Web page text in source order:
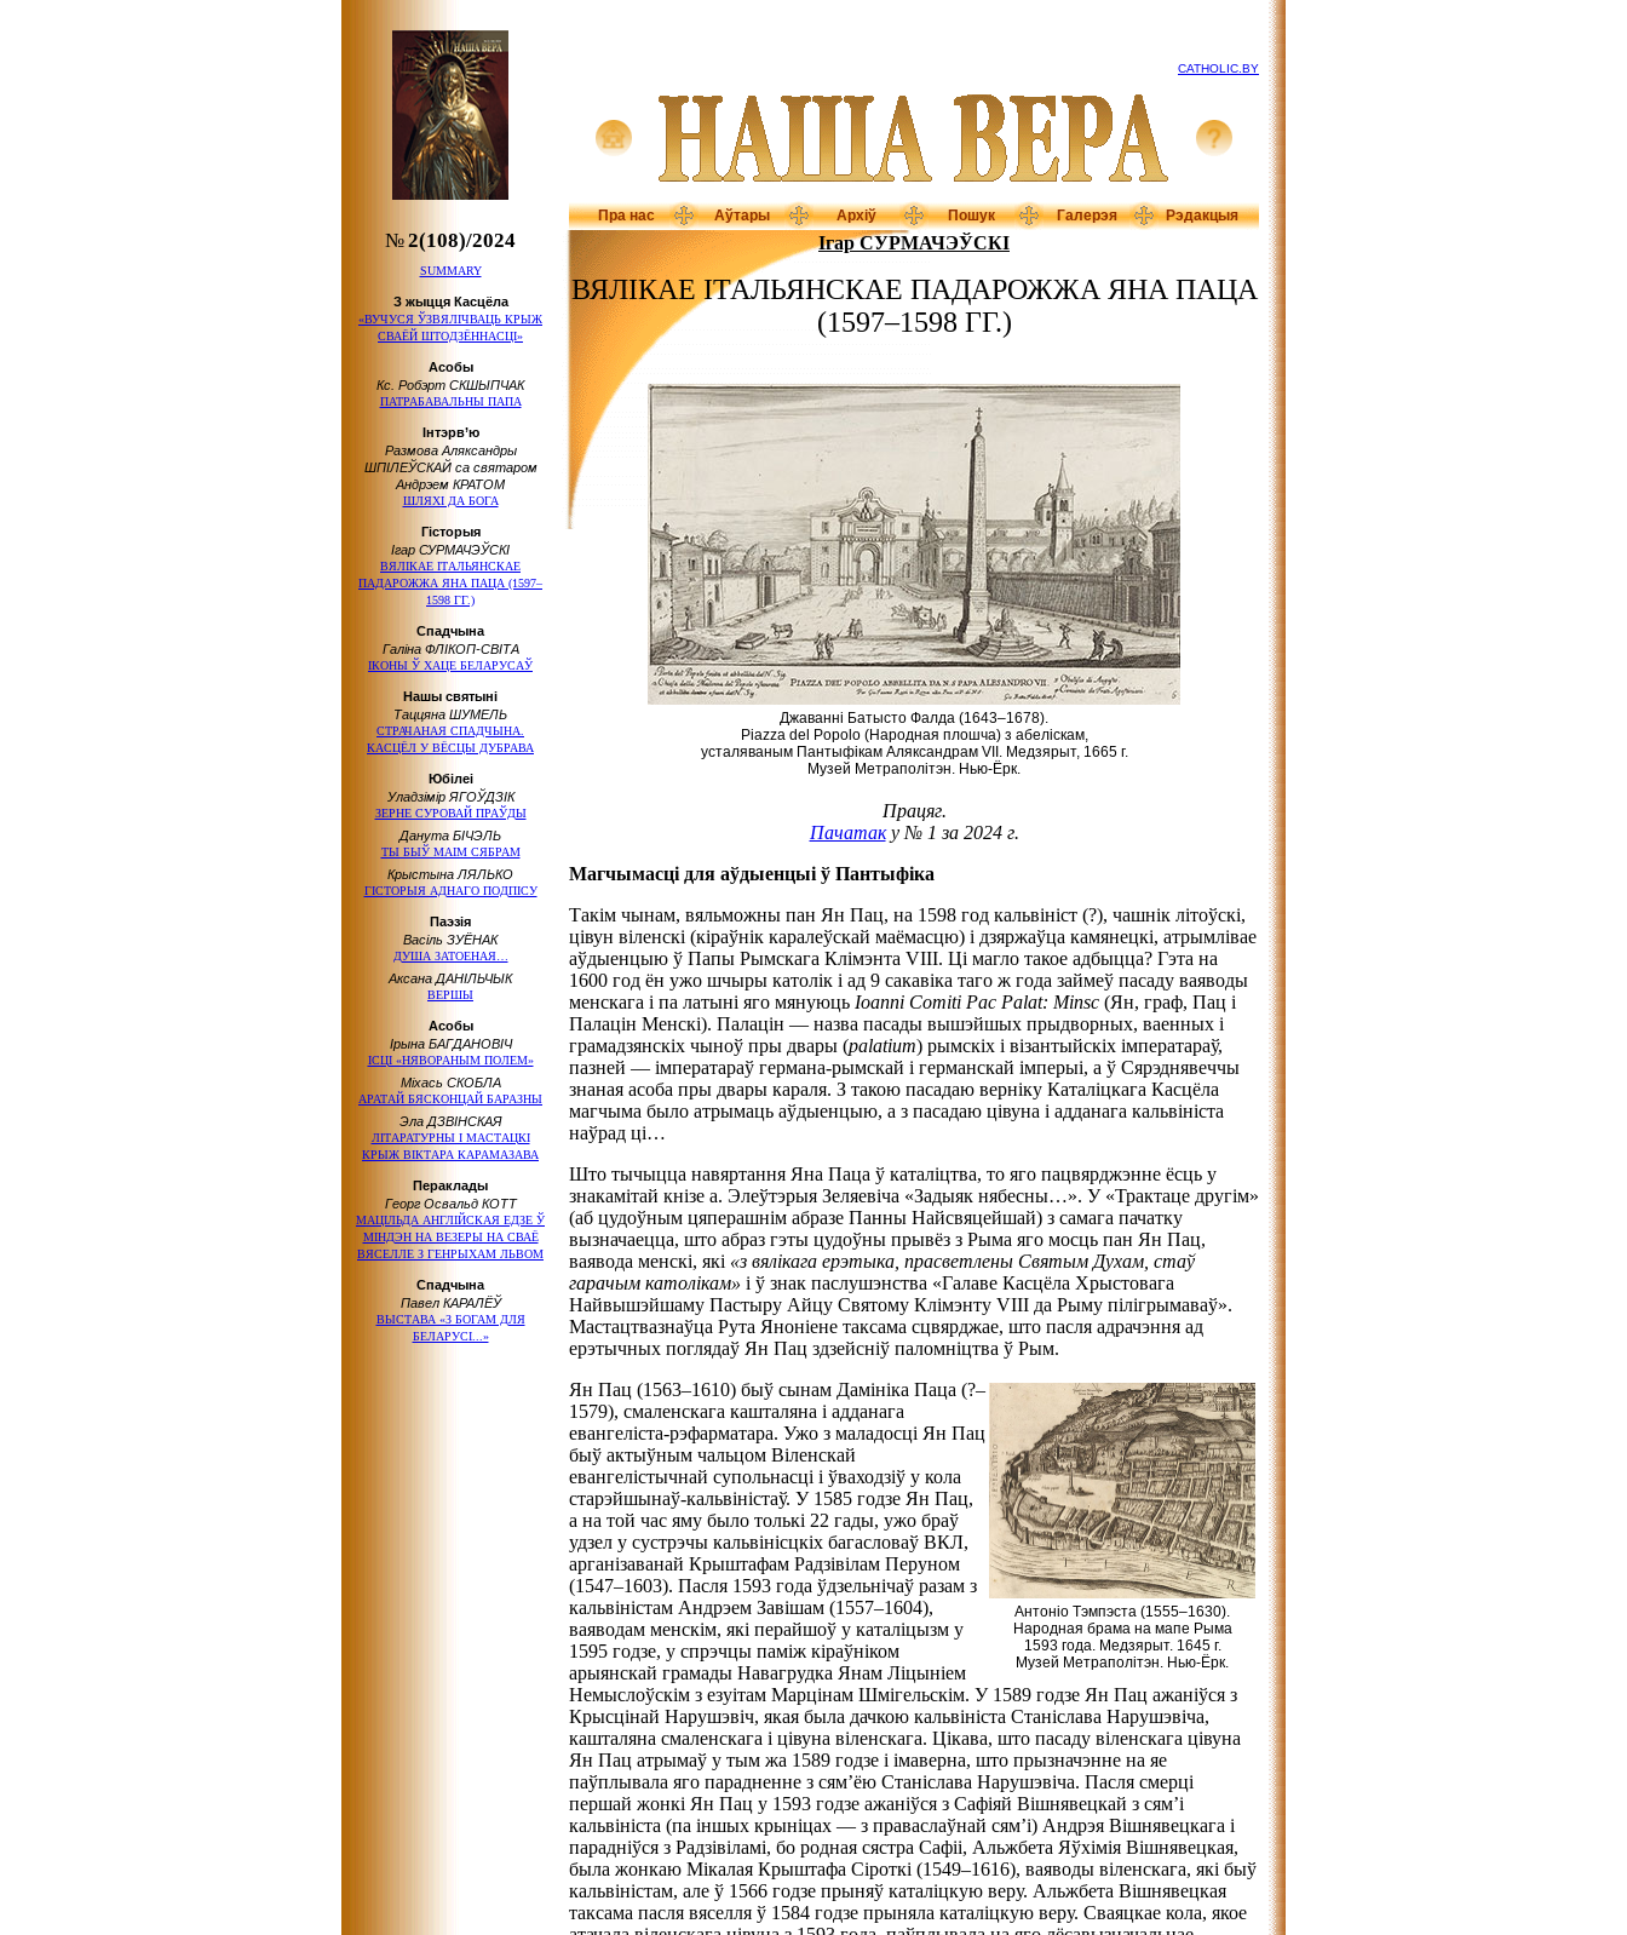
CATHOLIC.BY
Пра нас Аўтары Архіў Пошук Галерэя Рэдакцыя
№2(108)/2024
SUMMARY
З жыцця Касцёла
«ВУЧУСЯ ЎЗВЯЛІЧВАЦЬ КРЫЖ
СВАЁЙ ШТОДЗЁННАСЦІ»
Асобы
Кс. Робэрт СКШЫПЧАК
ПАТРАБАВАЛЬНЫ ПАПА
Інтэрв’ю
Размова Аляксандры
ШПІЛЕЎСКАЙ са святаром
Андрэем КРАТОМ
ШЛЯХІ ДА БОГА
Гісторыя
Ігар СУРМАЧЭЎСКІ
ВЯЛІКАЕ ІТАЛЬЯНСКАЕ
ПАДАРОЖЖА ЯНА ПАЦА (1597–
1598 ГГ.)
Спадчына
Галіна ФЛІКОП-СВІТА
ІКОНЫ Ў ХАЦЕ БЕЛАРУСАЎ
Нашы святыні
Таццяна ШУМЕЛЬ
СТРАЧАНАЯ СПАДЧЫНА.
КАСЦЁЛ У ВЁСЦЫ ДУБРАВА
Юбілеі
Уладзімір ЯГОЎДЗІК
ЗЕРНЕ СУРОВАЙ ПРАЎДЫ
Данута БІЧЭЛЬ
ТЫ БЫЎ МАІМ СЯБРАМ
Крыстына ЛЯЛЬКО
ГІСТОРЫЯ АДНАГО ПОДПІСУ
Паэзія
Васіль ЗУЁНАК
ДУША ЗАТОЕНАЯ…
Аксана ДАНІЛЬЧЫК
ВЕРШЫ
Асобы
Ірына БАГДАНОВІЧ
ІСЦІ «НЯВОРАНЫМ ПОЛЕМ»
Міхась СКОБЛА
АРАТАЙ БЯСКОНЦАЙ БАРАЗНЫ
Эла ДЗВІНСКАЯ
ЛІТАРАТУРНЫ І МАСТАЦКІ
КРЫЖ ВІКТАРА КАРАМАЗАВА
Пераклады
Георг Освальд КОТТ
МАЦІЛЬДА АНГЛІЙСКАЯ ЕДЗЕ Ў
МІНДЭН НА ВЕЗЕРЫ НА СВАЁ
ВЯСЕЛЛЕ З ГЕНРЫХАМ ЛЬВОМ
Спадчына
Павел КАРАЛЁЎ
ВЫСТАВА «З БОГАМ ДЛЯ
БЕЛАРУСІ...»
Ігар СУРМАЧЭЎСКІ
ВЯЛІКАЕ ІТАЛЬЯНСКАЕ ПАДАРОЖЖА ЯНА ПАЦА
(1597–1598 ГГ.)
Джаванні Батысто Фалда (1643–1678).
Piazza del Popolo (Народная плошча) з абеліскам,
усталяваным Пантыфікам Аляксандрам VII. Медзярыт, 1665 г.
Музей Метраполітэн. Нью-Ёрк.
Працяг.
Пачатаку № 1 за 2024 г.
Магчымасці для аўдыенцыі ў Пантыфіка
Такім чынам, вяльможны пан Ян Пац, на 1598 год кальвініст (?), чашнік літоўскі,
цівун віленскі (кіраўнік каралеўскай маёмасцю) і дзяржаўца камянецкі, атрымлівае
аўдыенцыю ў Папы Рымскага Клімэнта VIII. Ці магло такое адбыцца? Гэта на
1600 год ён ужо шчыры католік і ад 9 сакавіка таго ж года займеў пасаду ваяводы
менскага і па латыні яго мянуюць Ioanni Comiti Pас Palat: Minsc (Ян, граф, Пац і
Палацін Менскі). Палацін — назва пасады вышэйшых прыдворных, ваенных і
грамадзянскіх чыноў пры двары (palatium) рымскіх і візантыйскіх імператараў,
пазней — імператараў германа-рымскай і германскай імперыі, а ў Сярэднявеччы
знаная асоба пры двары караля. З такою пасадаю верніку Каталіцкага Касцёла
магчыма было атрымаць аўдыенцыю, а з пасадаю цівуна і адданага кальвініста
наўрад ці…
Што тычыцца навяртання Яна Паца ў каталіцтва, то яго пацвярджэнне ёсць у
знакамітай кнізе а. Элеўтэрыя Зеляевіча «Задыяк нябесны…». У «Трактаце другім»
(аб цудоўным цяперашнім абразе Панны Найсвяцейшай) з самага пачатку
вызначаецца, што абраз гэты цудоўны прывёз з Рыма яго мосць пан Ян Пац,
ваявода менскі, які «з вялікага ерэтыка, прасветлены Святым Духам, стаў
гарачым католікам» і ў знак паслушэнства «Галаве Касцёла Хрыстовага
Найвышэйшаму Пастыру Айцу Святому Клімэнту VIII да Рыму пілігрымаваў».
Мастацтвазнаўца Рута Яноніене таксама сцвярджае, што пасля адрачэння ад
ерэтычных поглядаў Ян Пац здзейсніў паломніцтва ў Рым.
Антоніо Тэмпэста (1555–1630).
Народная брама на мапе Рыма
1593 года. Медзярыт. 1645 г.
Музей Метраполітэн. Нью-Ёрк.
Ян Пац (1563–1610) быў сынам Дамініка Паца (?–
1579), смаленскага кашталяна і адданага
евангеліста-рэфарматара. Ужо з маладосці Ян Пац
быў актыўным чальцом Віленскай
евангелістычнай супольнасці і ўваходзіў у кола
старэйшынаў-кальвіністаў. У 1585 годзе Ян Пац,
а на той час яму было толькі 22 гады, ужо браў
удзел у сустрэчы кальвінісцкіх багасловаў ВКЛ,
арганізаванай Крыштафам Радзівілам Перуном
(1547–1603). Пасля 1593 года ўдзельнічаў разам з
кальвіністам Андрэем Завішам (1557–1604),
ваяводам менскім, які перайшоў у каталіцызм у
1595 годзе, у спрэчцы паміж кіраўніком
арыянскай грамады Навагрудка Янам Ліцыніем
Немыслоўскім з езуітам Марцінам Шмігельскім. У 1589 годзе Ян Пац ажаніўся з
Крысцінай Нарушэвіч, якая была дачкою кальвініста Станіслава Нарушэвіча,
кашталяна смаленскага і цівуна віленскага. Цікава, што пасаду віленскага цівуна
Ян Пац атрымаў у тым жа 1589 годзе і імаверна, што прызначэнне на яе
паўплывала яго парадненне з сям’ёю Станіслава Нарушэвіча. Пасля смерці
першай жонкі Ян Пац у 1593 годзе ажаніўся з Сафіяй Вішнявецкай з сям’і
кальвініста (па іншых крыніцах — з праваслаўнай сям’і) Андрэя Вішнявецкага і
парадніўся з Радзівіламі, бо родная сястра Сафіі, Альжбета Яўхімія Вішнявецкая,
была жонкаю Мікалая Крыштафа Сіроткі (1549–1616), ваяводы віленскага, які быў
кальвіністам, але ў 1566 годзе прыняў каталіцкую веру. Альжбета Вішнявецкая
таксама пасля вяселля ў 1584 годзе прыняла каталіцкую веру. Сваяцкае кола, якое